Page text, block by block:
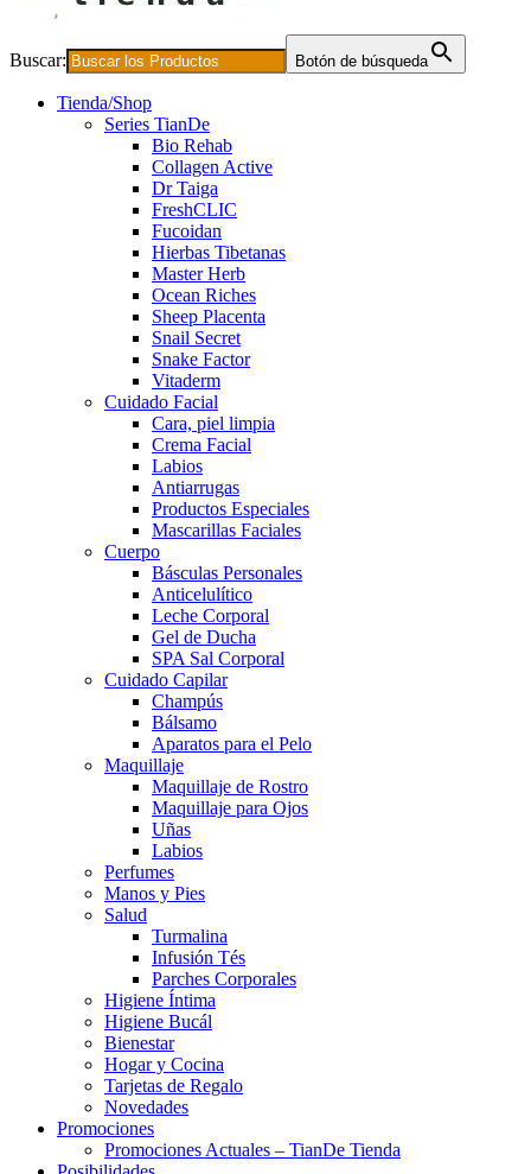
Buscar: Botón de búsqueda
Tienda/Shop
Series TianDe
Bio Rehab
Collagen Active
Dr Taiga
FreshCLIC
Fucoidan
Hierbas Tibetanas
Master Herb
Ocean Riches
Sheep Placenta
Snail Secret
Snake Factor
Vitaderm
Cuidado Facial
Cara, piel limpia
Crema Facial
Labios
Antiarrugas
Productos Especiales
Mascarillas Faciales
Cuerpo
Básculas Personales
Anticelulítico
Leche Corporal
Gel de Ducha
SPA Sal Corporal
Cuidado Capilar
Champús
Bálsamo
Aparatos para el Pelo
Maquillaje
Maquillaje de Rostro
Maquillaje para Ojos
Uñas
Labios
Perfumes
Manos y Pies
Salud
Turmalina
Infusión Tés
Parches Corporales
Higiene Íntima
Higiene Bucál
Bienestar
Hogar y Cocina
Tarjetas de Regalo
Novedades
Promociones
Promociones Actuales – TianDe Tienda